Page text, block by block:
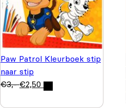
Paw Patrol Kleurboek stip
naar stip
€3,- €2,50